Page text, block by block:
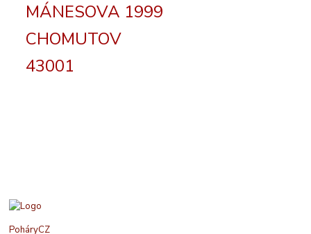
MÁNESOVA 1999
CHOMUTOV
43001
PoháryCZ